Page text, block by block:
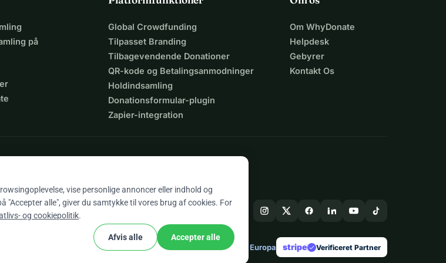
på
Global Crowdfunding
Tilpasset Branding
Tilbagevendende Donationer
QR-kode og Betalingsanmodninger
Holdindsamling
Donationsformular-plugin
Zapier-integration
Om WhyDonate
Helpdesk
Gebyrer
Kontakt Os
anmeldelser
Indstillinger Lavet i Europa stripe check Verificeret Partner
vise personlige annoncer eller indhold og
"Accepter alle", giver du samtykke til vores brug af cookies. For
og cookiepolitik.
Afvis alle Accepter alle